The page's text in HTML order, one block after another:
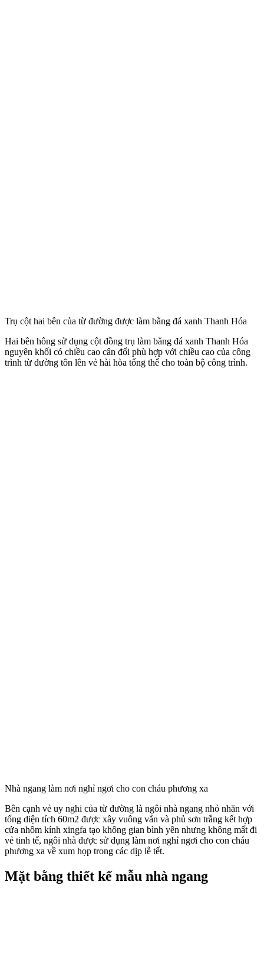
Trụ cột hai bên của từ đường được làm bằng đá xanh Thanh Hóa
Hai bên hông sử dụng cột đồng trụ làm bằng đá xanh Thanh Hóa
nguyên khối có chiều cao cân đối phù hợp với chiều cao của công
trình từ đường tôn lên vẻ hài hòa tổng thể cho toàn bộ công trình.
Nhà ngang làm nơi nghỉ ngơi cho con cháu phương xa
Bên cạnh vẻ uy nghi của từ đường là ngôi nhà ngang nhỏ nhăn với
tổng diện tích 60m2 được xây vuông vắn và phủ sơn trắng kết hợp
cửa nhôm kính xingfa tạo không gian bình yên nhưng không mất đi
vẻ tinh tế, ngôi nhà được sử dụng làm nơi nghỉ ngơi cho con cháu
phương xa về xum họp trong các dịp lễ tết.
Mặt bằng thiết kế mẫu nhà ngang